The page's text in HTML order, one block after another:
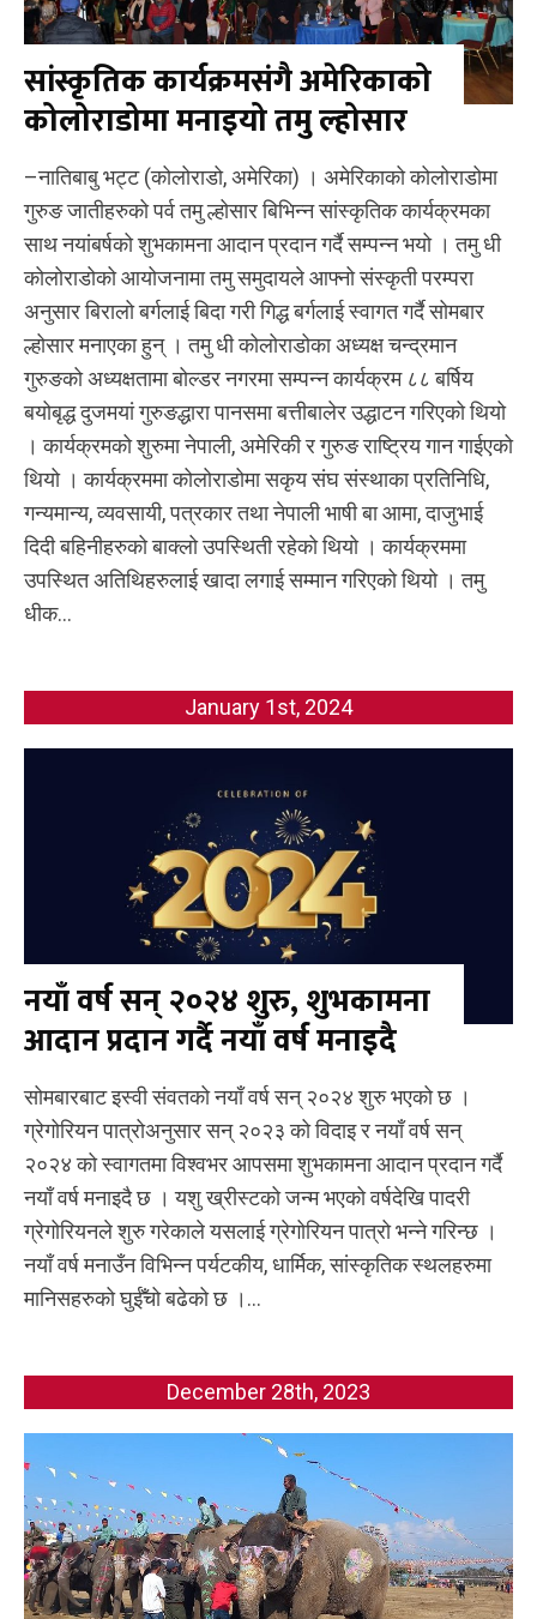
सांस्कृतिक कार्यक्रमसंगै अमेरिकाको
कोलोराडोमा मनाइयो तमु ल्होसार
–नातिबाबु भट्ट (कोलोराडो, अमेरिका) । अमेरिकाको कोलोराडोमा
गुरुङ जातीहरुको पर्व तमु ल्होसार बिभिन्न सांस्कृतिक कार्यक्रमका
साथ नयांबर्षको शुभकामना आदान प्रदान गर्दै सम्पन्न भयो । तमु धी
कोलोराडोको आयोजनामा तमु समुदायले आफ्नो संस्कृती परम्परा
अनुसार बिरालो बर्गलाई बिदा गरी गिद्ध बर्गलाई स्वागत गर्दै सोमबार
ल्होसार मनाएका हुन् । तमु धी कोलोराडोका अध्यक्ष चन्द्रमान
गुरुङको अध्यक्षतामा बोल्डर नगरमा सम्पन्न कार्यक्रम ८८ बर्षिय
बयोबृद्ध दुजमयां गुरुङद्धारा पानसमा बत्तीबालेर उद्धाटन गरिएको थियो
। कार्यक्रमको शुरुमा नेपाली, अमेरिकी र गुरुङ राष्ट्रिय गान गाईएको
थियो । कार्यक्रममा कोलोराडोमा सकृय संघ संस्थाका प्रतिनिधि,
गन्यमान्य, व्यवसायी, पत्रकार तथा नेपाली भाषी बा आमा, दाजुभाई
दिदी बहिनीहरुको बाक्लो उपस्थिती रहेको थियो । कार्यक्रममा
उपस्थित अतिथिहरुलाई खादा लगाई सम्मान गरिएको थियो । तमु
धीक...
January 1st, 2024
नयाँ वर्ष सन् २०२४ शुरु, शुभकामना
आदान प्रदान गर्दै नयाँ वर्ष मनाइदै
सोमबारबाट इस्वी संवतको नयाँ वर्ष सन् २०२४ शुरु भएको छ ।
ग्रेगोरियन पात्रोअनुसार सन् २०२३ को विदाइ र नयाँ वर्ष सन्
२०२४ को स्वागतमा विश्वभर आपसमा शुभकामना आदान प्रदान गर्दै
नयाँ वर्ष मनाइदै छ । यशु ख्रीस्टको जन्म भएको वर्षदेखि पादरी
ग्रेगोरियनले शुरु गरेकाले यसलाई ग्रेगोरियन पात्रो भन्ने गरिन्छ ।
नयाँ वर्ष मनाउँन विभिन्न पर्यटकीय, धार्मिक, सांस्कृतिक स्थलहरुमा
मानिसहरुको घुईँचो बढेको छ ।...
December 28th, 2023